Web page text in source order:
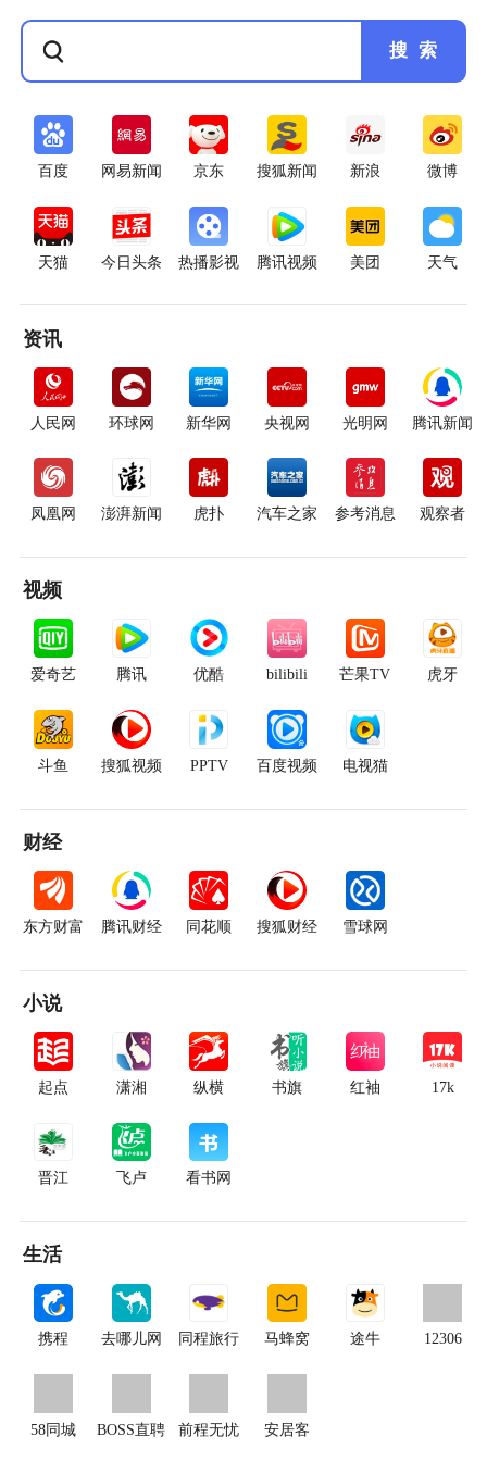
搜 索
百度 网易新闻 京东 搜狐新闻 新浪 微博
天猫 今日头条 热播影视 腾讯视频 美团 天气
资讯
人民网 环球网 新华网 央视网 光明网 腾讯新闻
凤凰网 澎湃新闻 虎扑 汽车之家 参考消息 观察者
视频
爱奇艺 腾讯 优酷 bilibili 芒果TV 虎牙
斗鱼 搜狐视频 PPTV 百度视频 电视猫
财经
东方财富 腾讯财经 同花顺 搜狐财经 雪球网
小说
起点 潇湘 纵横 书旗 红袖 17k
晋江 飞卢 看书网
生活
携程 去哪儿网 同程旅行 马蜂窝 途牛 12306
58同城 BOSS直聘 前程无忧 安居客